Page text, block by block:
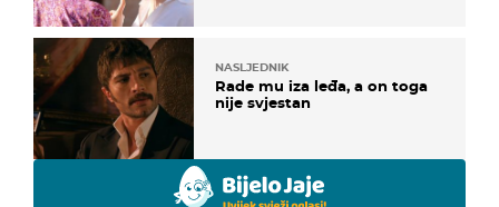
NASLJEDNIK
Rade mu iza leđa, a on toga
nije svjestan